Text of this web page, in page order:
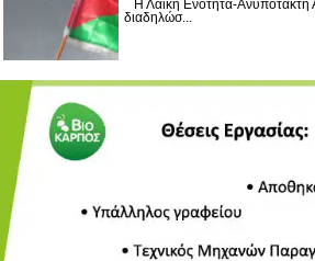
Η Λαϊκή Ενότητα-Ανυπότακτη
διαδηλώσ...